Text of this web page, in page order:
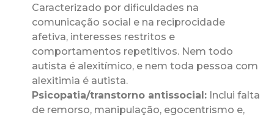
Caracterizado por dificuldades na
comunicação social e na reciprocidade
afetiva, interesses restritos e
comportamentos repetitivos. Nem todo
autista é alexitímico, e nem toda pessoa com
alexitimia é autista.
Psicopatia/transtorno antissocial: Inclui falta
de remorso, manipulação, egocentrismo e,